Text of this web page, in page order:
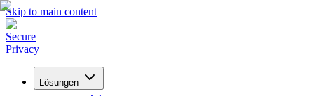
Skip to main content
Secure
Privacy
Lösungen